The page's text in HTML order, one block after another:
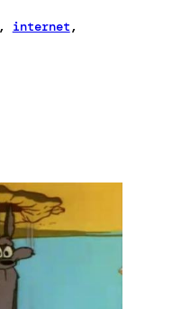
, internet